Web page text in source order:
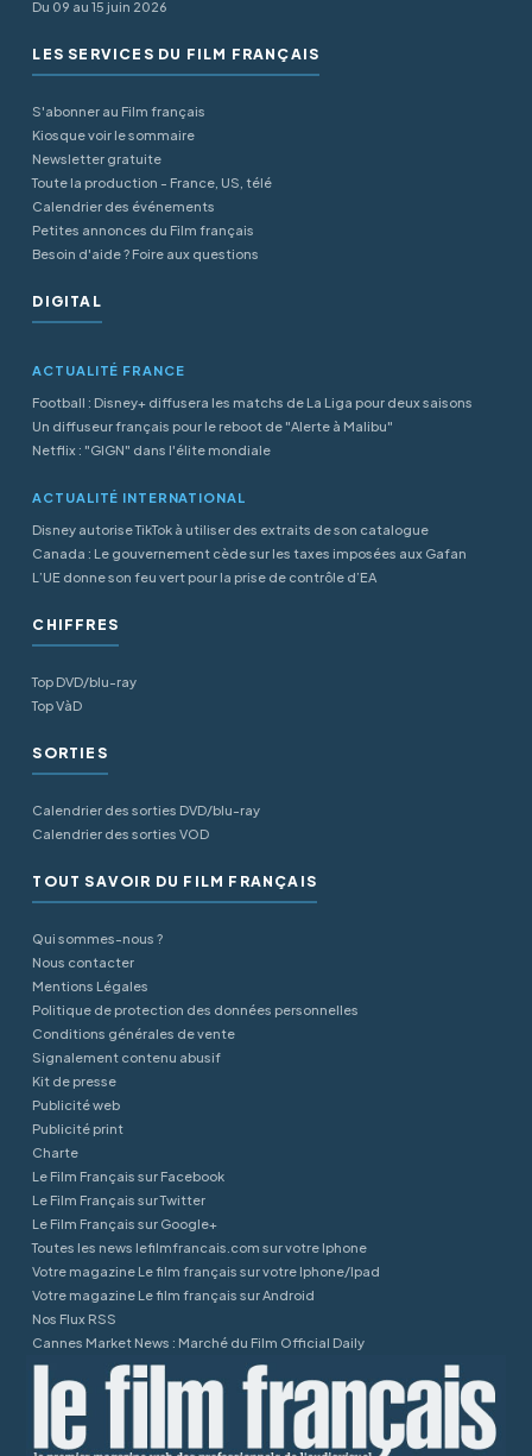
Du 09 au 15 juin 2026
LES SERVICES DU FILM FRANÇAIS
S'abonner au Film français
Kiosque voir le sommaire
Newsletter gratuite
Toute la production - France, US, télé
Calendrier des événements
Petites annonces du Film français
Besoin d'aide ? Foire aux questions
DIGITAL
ACTUALITÉ FRANCE
Football : Disney+ diffusera les matchs de La Liga pour deux saisons
Un diffuseur français pour le reboot de "Alerte à Malibu"
Netflix : "GIGN" dans l'élite mondiale
ACTUALITÉ INTERNATIONAL
Disney autorise TikTok à utiliser des extraits de son catalogue
Canada : Le gouvernement cède sur les taxes imposées aux Gafan
L’UE donne son feu vert pour la prise de contrôle d’EA
CHIFFRES
Top DVD/blu-ray
Top VàD
SORTIES
Calendrier des sorties DVD/blu-ray
Calendrier des sorties VOD
TOUT SAVOIR DU FILM FRANÇAIS
Qui sommes-nous ?
Nous contacter
Mentions Légales
Politique de protection des données personnelles
Conditions générales de vente
Signalement contenu abusif
Kit de presse
Publicité web
Publicité print
Charte
Le Film Français sur Facebook
Le Film Français sur Twitter
Le Film Français sur Google+
Toutes les news lefilmfrancais.com sur votre Iphone
Votre magazine Le film français sur votre Iphone/Ipad
Votre magazine Le film français sur Android
Nos Flux RSS
Cannes Market News : Marché du Film Official Daily